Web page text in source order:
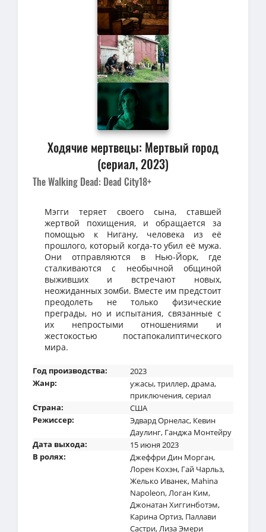
Ходячие мертвецы: Мертвый город
(сериал, 2023)
The Walking Dead: Dead City18+
Мэгги теряет своего сына, ставшей
жертвой похищения, и обращается за
помощью к Нигану, человека из её
прошлого, который когда-то убил её мужа.
Они отправляются в Нью-Йорк, где
сталкиваются с необычной общиной
выживших и встречают новых,
неожиданных зомби. Вместе им предстоит
преодолеть не только физические
преграды, но и испытания, связанные с
их непростыми отношениями и
жестокостью постапокалиптического
мира.
Год производства:
2023
Жанр:
ужасы,триллер,драма,
приключения,сериал
Страна:
США
Режиссер:
Эдвард Орнелас, Кевин
Даулинг, Ганджа Монтейру
Дата выхода:
15 июня 2023
В ролях:
Джеффри Дин Морган,
Лорен Кохэн, Гай Чарльз,
Желько Иванек, Mahina
Napoleon,Логан Ким,
Джонатан Хиггинботэм,
Карина Ортиз, Паллави
Састри,Лиза Эмери